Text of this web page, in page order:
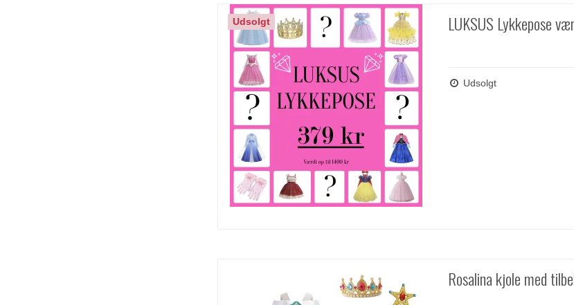
Udsolgt LUKSUS Lykkepose
Udsolgt
Rosalina kjole med